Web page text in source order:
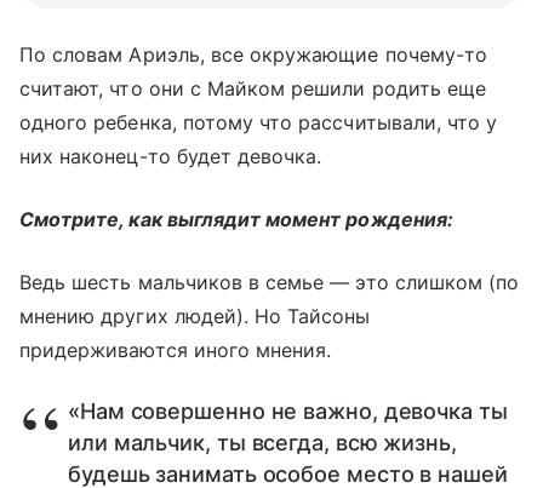
По словам Ариэль, все окружающие почему-то
считают, что они с Майком решили родить еще
одного ребенка, потому что рассчитывали, что у
них наконец-то будет девочка.
Смотрите, как выглядит момент рождения:
Ведь шесть мальчиков в семье — это слишком (по
мнению других людей). Но Тайсоны
придерживаются иного мнения.
«Нам совершенно не важно, девочка ты
или мальчик, ты всегда, всю жизнь,
будешь занимать особое место в нашей